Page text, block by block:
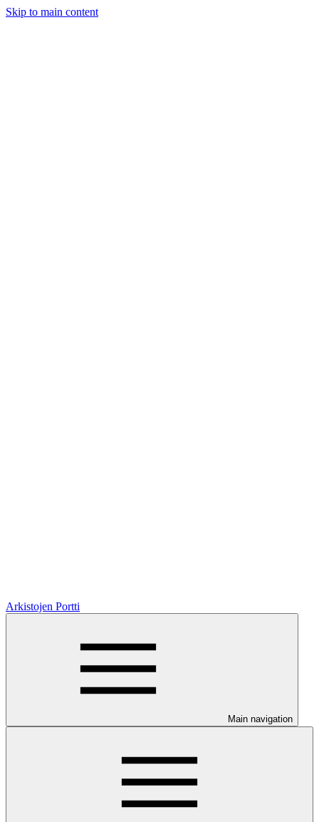
Skip to main content
Arkistojen Portti
Main navigation